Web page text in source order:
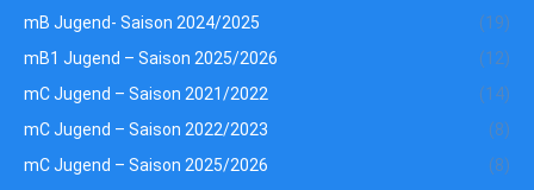
mB Jugend- Saison 2024/2025
(19)
mB1 Jugend – Saison 2025/2026
(12)
mC Jugend – Saison 2021/2022
(14)
mC Jugend – Saison 2022/2023
(8)
mC Jugend – Saison 2025/2026
(8)